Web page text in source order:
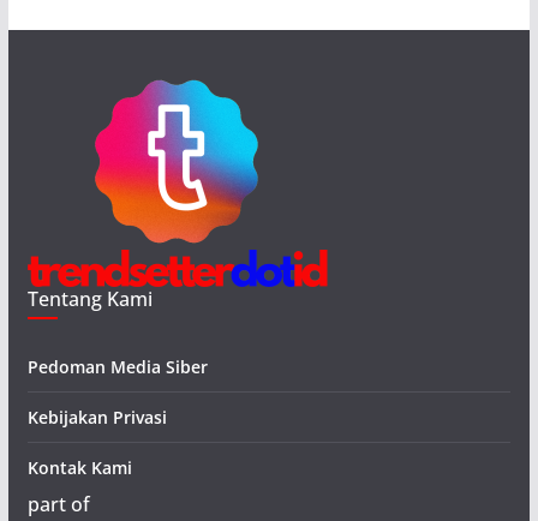
Tentang Kami
Pedoman Media Siber
Kebijakan Privasi
Kontak Kami
part of